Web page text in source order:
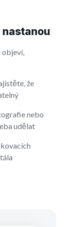
objeví,
že
nebo
udělat